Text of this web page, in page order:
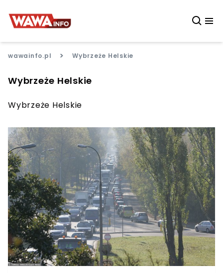
wawainfo.pl > Wybrzeże Helskie
Wybrzeże Helskie
Wybrzeże Helskie